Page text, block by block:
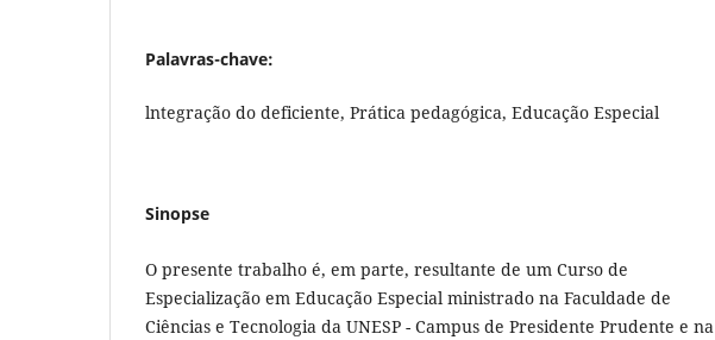
Palavras-chave:
lntegração do deficiente, Prática pedagógica, Educação Especial
Sinopse
O presente trabalho é, em parte, resultante de um Curso de
Especialização em Educação Especial ministrado na Faculdade de
Ciências e Tecnologia da UNESP - Campus de Presidente Prudente e na